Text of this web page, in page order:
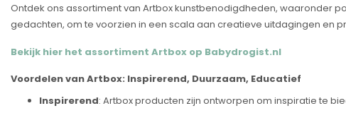
Ontdek ons assortiment van Artbox kunstbenodigdheden, waaronder
gedachten, om te voorzien in een scala aan creatieve uitdagingen en
Bekijk hier het assortiment Artbox op Babydrogist.nl
Voordelen van Artbox: Inspirerend, Duurzaam, Educatief
Inspirerend: Artbox producten zijn ontworpen om inspiratie te